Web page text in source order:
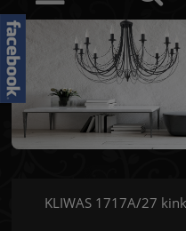
KLIWAS 1717A/27